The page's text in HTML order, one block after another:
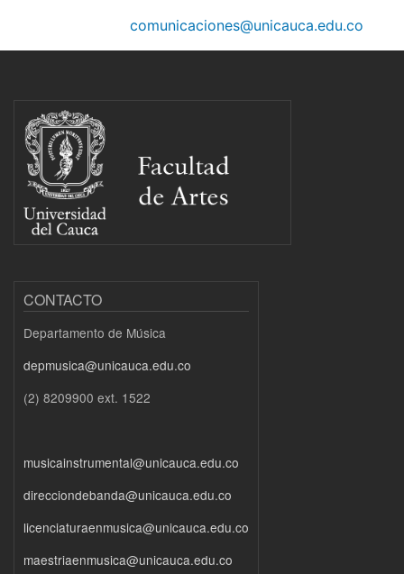
comunicaciones@unicauca.edu.co
CONTACTO
Departamento de Música
depmusica@unicauca.edu.co
(2) 8209900 ext. 1522
musicainstrumental@unicauca.edu.co
direcciondebanda@unicauca.edu.co
licenciaturaenmusica@unicauca.edu.co
maestriaenmusica@unicauca.edu.co